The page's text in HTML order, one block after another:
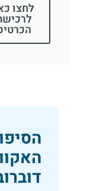
לחצו